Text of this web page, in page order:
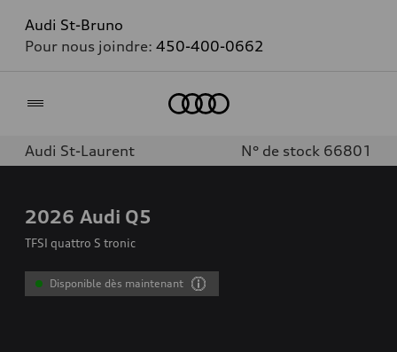
Audi St-Bruno
Pour nous joindre: 450-400-0662
Audi St-Laurent N° de stock 66801
2026 Audi Q5
TFSI quattro S tronic
Disponible dès maintenant